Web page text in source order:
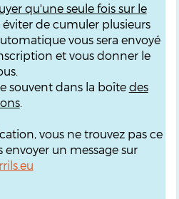
qu'une seule fois sur le
de cumuler plusieurs
vous sera envoyé
et vous donner le
souvent dans la boîte des
.
vous ne trouvez pas ce
envoyer un message sur